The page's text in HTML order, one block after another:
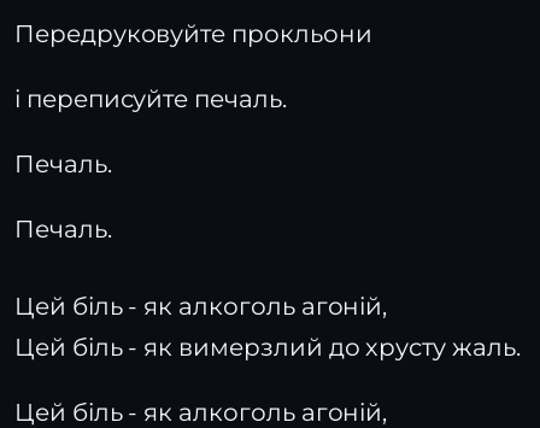
Передруковуйте прокльони
і переписуйте печаль.
Печаль.
Печаль.
Цей біль - як алкоголь агоній,
Цей біль - як вимерзлий до хрусту жаль.
Цей біль - як алкоголь агоній,